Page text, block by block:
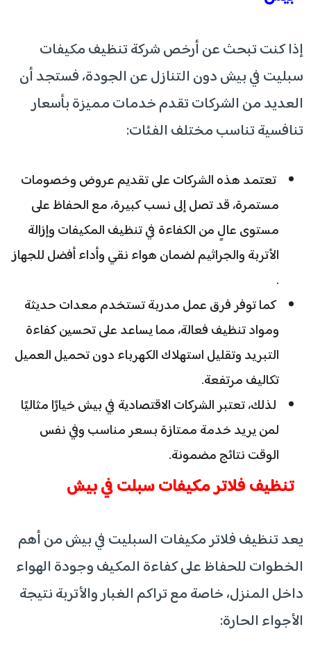
إذا كنت تبحث عن أرخص شركة تنظيف مكيفات
سبليت في بيش دون التنازل عن الجودة، فستجد أن
العديد من الشركات تقدم خدمات مميزة بأسعار
تنافسية تناسب مختلف الفئات:
تعتمد هذه الشركات على تقديم عروض وخصومات
مستمرة، قد تصل إلى نسب كبيرة، مع الحفاظ على
مستوى عالٍ من الكفاءة في تنظيف المكيفات وإزالة
الأتربة والجراثيم لضمان هواء نقي وأداء أفضل للجهاز
.
كما توفر فرق عمل مدربة تستخدم معدات حديثة
ومواد تنظيف فعالة، مما يساعد على تحسين كفاءة
التبريد وتقليل استهلاك الكهرباء دون تحميل العميل
تكاليف مرتفعة.
لذلك، تعتبر الشركات الاقتصادية في بيش خيارًا مثاليًا
لمن يريد خدمة ممتازة بسعر مناسب وفي نفس
الوقت نتائج مضمونة.
تنظيف فلاتر مكيفات سبلت في بيش
يعد تنظيف فلاتر مكيفات السبليت في بيش من أهم
الخطوات للحفاظ على كفاءة المكيف وجودة الهواء
داخل المنزل، خاصة مع تراكم الغبار والأتربة نتيجة
الأجواء الحارة: